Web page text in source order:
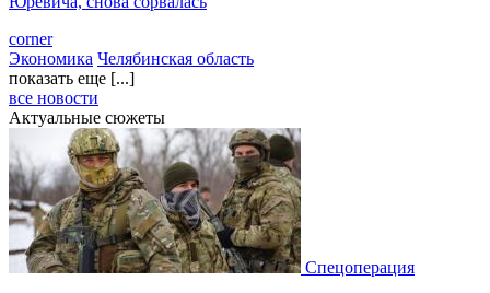
corner
Экономика Челябинская область
показать еще [...]
все новости
Актуальные сюжеты
Спецоперация